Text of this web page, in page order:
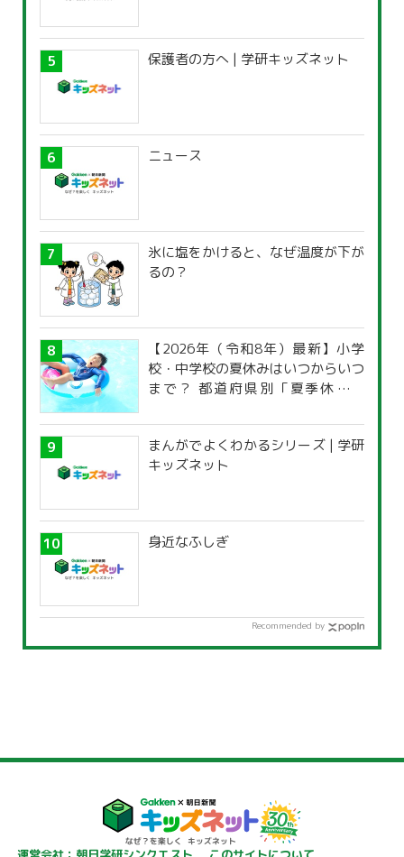
保護者の方へ | 学研キッズネット
ニュース
氷に塩をかけると、なぜ温度が下が
るの？
【2026年（令和8年）最新】小学
校・中学校の夏休みはいつからいつ
まで？ 都道府県別「夏季休暇一
まんがでよくわかるシリーズ | 学研
キッズネット
身近なふしぎ
Recommended by